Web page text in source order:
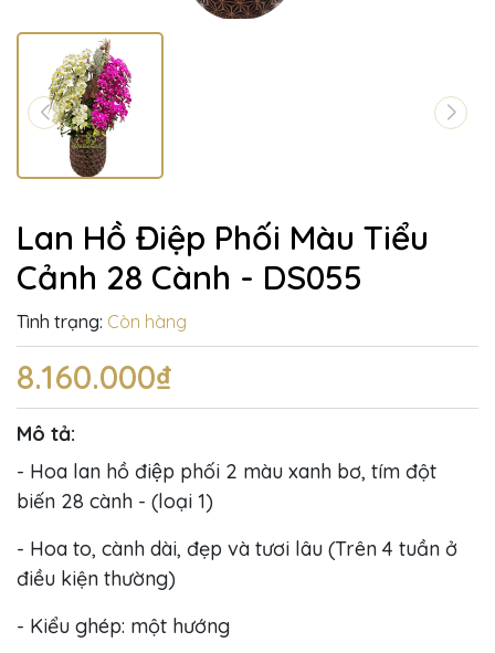
Lan Hồ Điệp Phối Màu Tiểu
Cảnh 28 Cành - DS055
Tình trạng: Còn hàng
8.160.000₫
Mô tả:
- Hoa lan hồ điệp phối 2 màu xanh bơ, tím đột
biến 28 cành - (loại 1)
- Hoa to, cành dài, đẹp và tươi lâu (Trên 4 tuần ở
điều kiện thường)
- Kiểu ghép: một hướng